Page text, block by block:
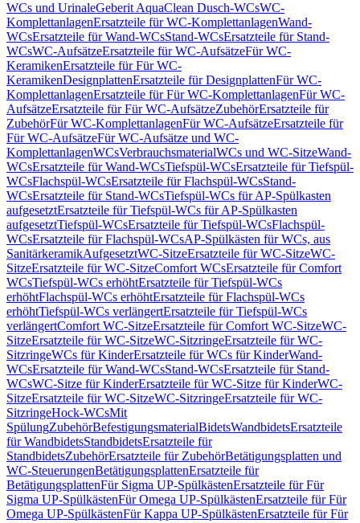
WCs und UrinaleGeberit AquaClean Dusch-WCsWC-
KomplettanlagenErsatzteile für WC-KomplettanlagenWand-
WCsErsatzteile für Wand-WCsStand-WCsErsatzteile für Stand-
WCsWC-AufsätzeErsatzteile für WC-AufsätzeFür WC-
KeramikenErsatzteile für Für WC-
KeramikenDesignplattenErsatzteile für DesignplattenFür WC-
KomplettanlagenErsatzteile für Für WC-KomplettanlagenFür WC-
AufsätzeErsatzteile für Für WC-AufsätzeZubehörErsatzteile für
ZubehörFür WC-KomplettanlagenFür WC-AufsätzeErsatzteile für
Für WC-AufsätzeFür WC-Aufsätze und WC-
KomplettanlagenWCsVerbrauchsmaterialWCs und WC-SitzeWand-
WCsErsatzteile für Wand-WCsTiefspül-WCsErsatzteile für Tiefspül-
WCsFlachspül-WCsErsatzteile für Flachspül-WCsStand-
WCsErsatzteile für Stand-WCsTiefspül-WCs für AP-Spülkasten
aufgesetztErsatzteile für Tiefspül-WCs für AP-Spülkasten
aufgesetztTiefspül-WCsErsatzteile für Tiefspül-WCsFlachspül-
WCsErsatzteile für Flachspül-WCsAP-Spülkästen für WCs, aus
SanitärkeramikAufgesetztWC-SitzeErsatzteile für WC-SitzeWC-
SitzeErsatzteile für WC-SitzeComfort WCsErsatzteile für Comfort
WCsTiefspül-WCs erhöhtErsatzteile für Tiefspül-WCs
erhöhtFlachspül-WCs erhöhtErsatzteile für Flachspül-WCs
erhöhtTiefspül-WCs verlängertErsatzteile für Tiefspül-WCs
verlängertComfort WC-SitzeErsatzteile für Comfort WC-SitzeWC-
SitzeErsatzteile für WC-SitzeWC-SitzringeErsatzteile für WC-
SitzringeWCs für KinderErsatzteile für WCs für KinderWand-
WCsErsatzteile für Wand-WCsStand-WCsErsatzteile für Stand-
WCsWC-Sitze für KinderErsatzteile für WC-Sitze für KinderWC-
SitzeErsatzteile für WC-SitzeWC-SitzringeErsatzteile für WC-
SitzringeHock-WCsMit
SpülungZubehörBefestigungsmaterialBidetsWandbidetsErsatzteile
für WandbidetsStandbidetsErsatzteile für
StandbidetsZubehörErsatzteile für ZubehörBetätigungsplatten und
WC-SteuerungenBetätigungsplattenErsatzteile für
BetätigungsplattenFür Sigma UP-SpülkästenErsatzteile für Für
Sigma UP-SpülkästenFür Omega UP-SpülkästenErsatzteile für Für
Omega UP-SpülkästenFür Kappa UP-SpülkästenErsatzteile für Für